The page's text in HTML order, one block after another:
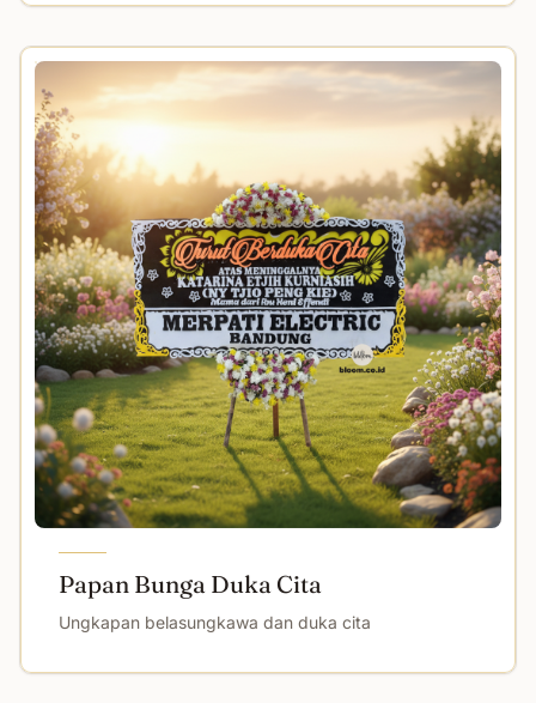
Papan Bunga Duka Cita
Ungkapan belasungkawa dan duka cita